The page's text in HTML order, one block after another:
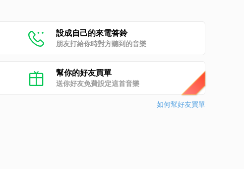
設成自己的來電答鈴
朋友打給你時對方聽到的音樂
幫你的好友買單
送你好友免費設定這首音樂
如何幫好友買單